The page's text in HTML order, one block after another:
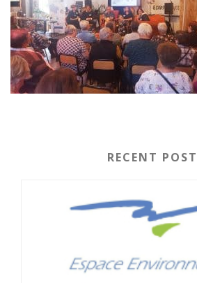
RECENT